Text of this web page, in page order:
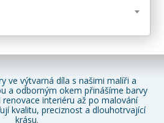
ve výtvarná díla s našimi malíři a
a odborným okem přinášíme barvy
renovace interiéru až po malování
kvalitu, preciznost a dlouhotrvající
krásu.